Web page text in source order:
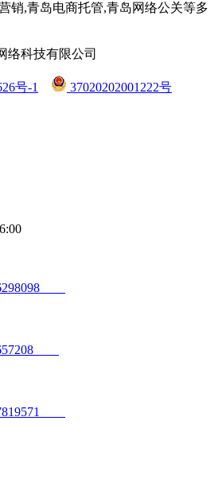
销,青岛电商托管,青岛网络公关等多
络科技有限公司
号-1 37020202001222号